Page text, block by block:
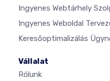
Ingyenes Webtárhely
Ingyenes Weboldal
Keresőoptimalizálás
Vállalat
Rólunk